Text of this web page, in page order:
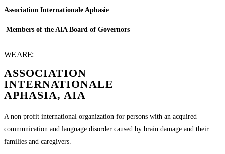
Association Internationale Aphasie
Members of the AIA Board of Governors
WE ARE:
ASSOCIATION
INTERNATIONALE
APHASIA, AIA
A non profit international organization for persons with an acquired
communication and language disorder caused by brain damage and their
families and caregivers.